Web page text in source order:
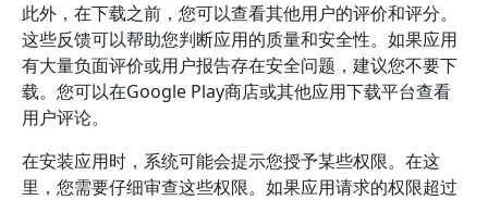
此外，在下载之前，您可以查看其他用户的评价和评分。
这些反馈可以帮助您判断应用的质量和安全性。如果应用
有大量负面评价或用户报告存在安全问题，建议您不要下
载。您可以在Google Play商店或其他应用下载平台查看
用户评论。
在安装应用时，系统可能会提示您授予某些权限。在这
里，您需要仔细审查这些权限。如果应用请求的权限超过